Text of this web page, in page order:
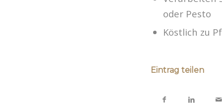
oder Pesto
Köstlich zu
Eintrag teilen